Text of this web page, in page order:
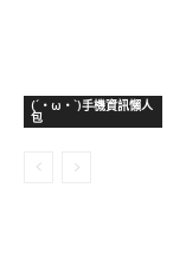
(´・ω・`)手機資訊懶人
包